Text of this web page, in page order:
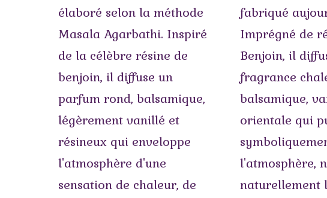
élaboré selon la méthode
Masala Agarbathi. Inspiré
de la célèbre résine de
benjoin, il diffuse un
parfum rond, balsamique,
légèrement vanillé et
résineux qui enveloppe
l'atmosphère d'une
sensation de chaleur, de
fabriqué
Imprégné de
Benjoin, il
fragrance
balsamique,
orientale qui
l'atmosphère,
naturellement